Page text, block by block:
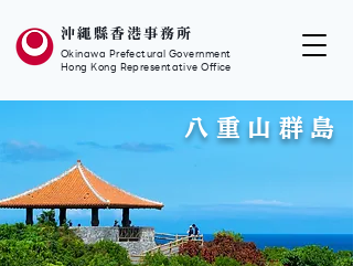
沖繩縣香港事務所
Okinawa Prefectural Government
Hong Kong Representative Office
​八重山群島